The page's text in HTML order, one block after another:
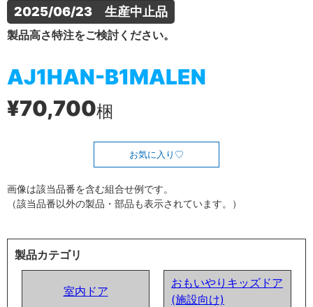
2025/06/23　生産中止品
製品高さ特注をご検討ください。
AJ1HAN-B1MALEN
¥70,700梱
お気に入り
画像は該当品番を含む組合せ例です。
（該当品番以外の製品・部品も表示されています。）
製品カテゴリ
室内ドア
おもいやりキッズドア
(施設向け)